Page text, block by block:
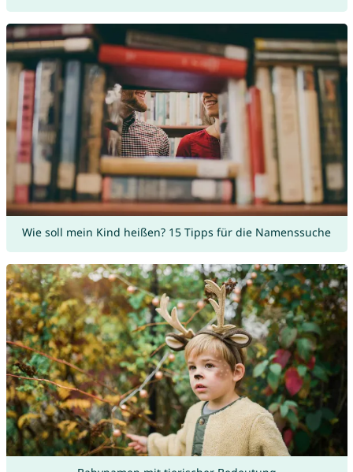
Wie soll mein Kind heißen? 15 Tipps für die Namenssuche